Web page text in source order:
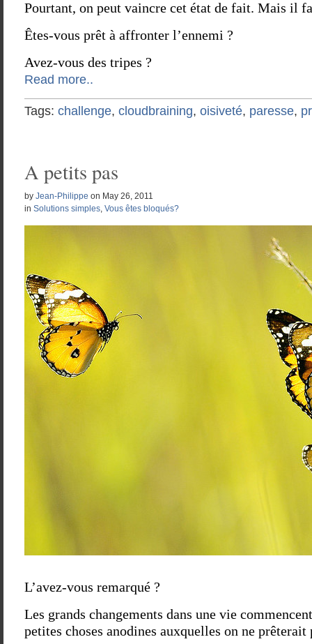
Pourtant, on peut vaincre cet état de fait. Mais il
Êtes-vous prêt à affronter l’ennemi ?
Avez-vous des tripes ?
Read more..
Tags: challenge, cloudbraining, oisiveté, paresse,
A petits pas
by Jean-Philippe on May 26, 2011
in Solutions simples, Vous êtes bloqués?
L’avez-vous remarqué ?
Les grands changements dans une vie
petites choses anodines auxquelles on ne